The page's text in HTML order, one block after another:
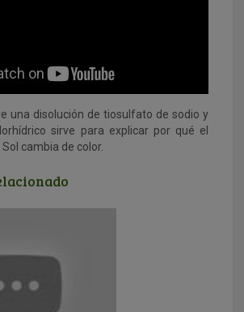
una disolución de tiosulfato de sodio y
sirve para explicar por qué el
cambia de color.